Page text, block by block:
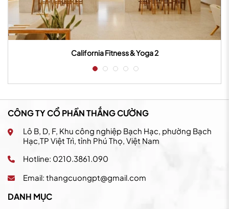
California Fitness & Yoga 2
CÔNG TY CỔ PHẦN THẮNG CƯỜNG
Lô B, D, F, Khu công nghiệp Bạch Hạc, phường Bạch
Hạc,TP Việt Trì, tỉnh Phú Thọ, Việt Nam
Hotline: 0210.3861.090
Email: thangcuongpt@gmail.com
DANH MỤC